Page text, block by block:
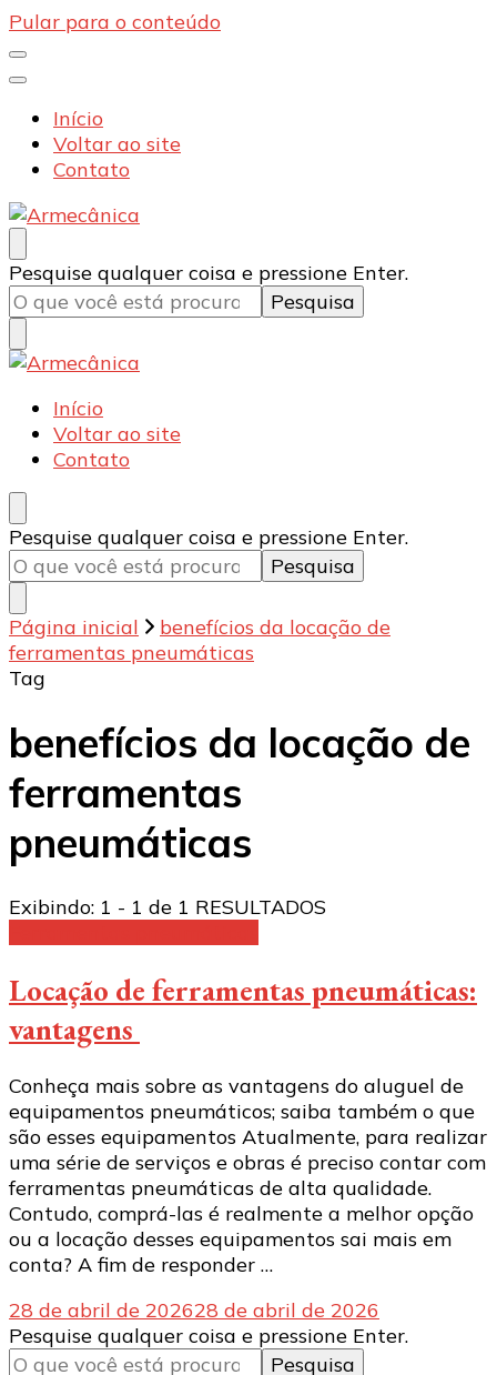
Pular para o conteúdo
Início
Voltar ao site
Contato
Armecânica
Blog
Procurando
algo?
Pesquise qualquer coisa e pressione Enter.
Armecânica
Blog
Início
Voltar ao site
Contato
Procurando
algo?
Pesquise qualquer coisa e pressione Enter.
Página inicial
benefícios da locação de
ferramentas pneumáticas
Tag
benefícios da locação de
ferramentas
pneumáticas
Exibindo: 1 - 1 de 1 RESULTADOS
Locação de ferramentas pneumáticas:
vantagens
Conheça mais sobre as vantagens do aluguel de
equipamentos pneumáticos; saiba também o que
são esses equipamentos Atualmente, para realizar
uma série de serviços e obras é preciso contar com
ferramentas pneumáticas de alta qualidade.
Contudo, comprá-las é realmente a melhor opção
ou a locação desses equipamentos sai mais em
conta? A fim de responder …
28 de abril de 202628 de abril de 2026
Procurando
algo?
Pesquise qualquer coisa e pressione Enter.